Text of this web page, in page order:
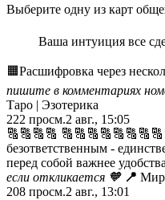
Выберите одну из карт
Ваша интуиция все
🟧Расшифровка через
пишите в комментариях
Таро | Эзотерика
222 просм.2 авг., 15:05
🔠🔠🔠🔠
безответственным -
перед собой важнее
если откликается 🧡 📍 Мир
208 просм.2 авг., 13:01